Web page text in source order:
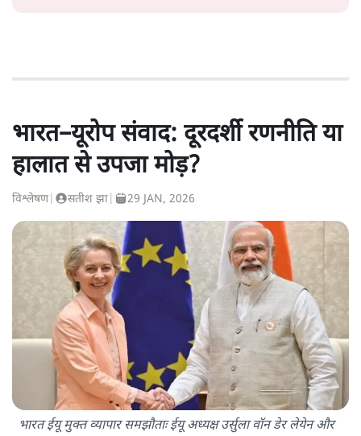
भारत–यूरोप संवाद: दूरदर्शी रणनीति या
हालात से उपजा मोड़?
विश्लेषण| सतीश झा 29 JAN, 2026
भारत ईयू मुक्त व्यापार समझौताः ईयू अध्यक्ष उर्सुला वॉन डेर लेयेन और